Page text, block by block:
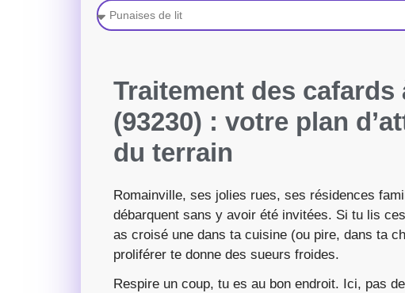
Traitement des cafards
(93230) : votre plan
du terrain
Romainville, ses jolies rues, ses résidences
débarquent sans y avoir été invitées. Si tu lis
as croisé une dans ta cuisine (ou pire, dans ta
proliférer te donne des sueurs froides.
Respire un coup, tu es au bon endroit. Ici, pas